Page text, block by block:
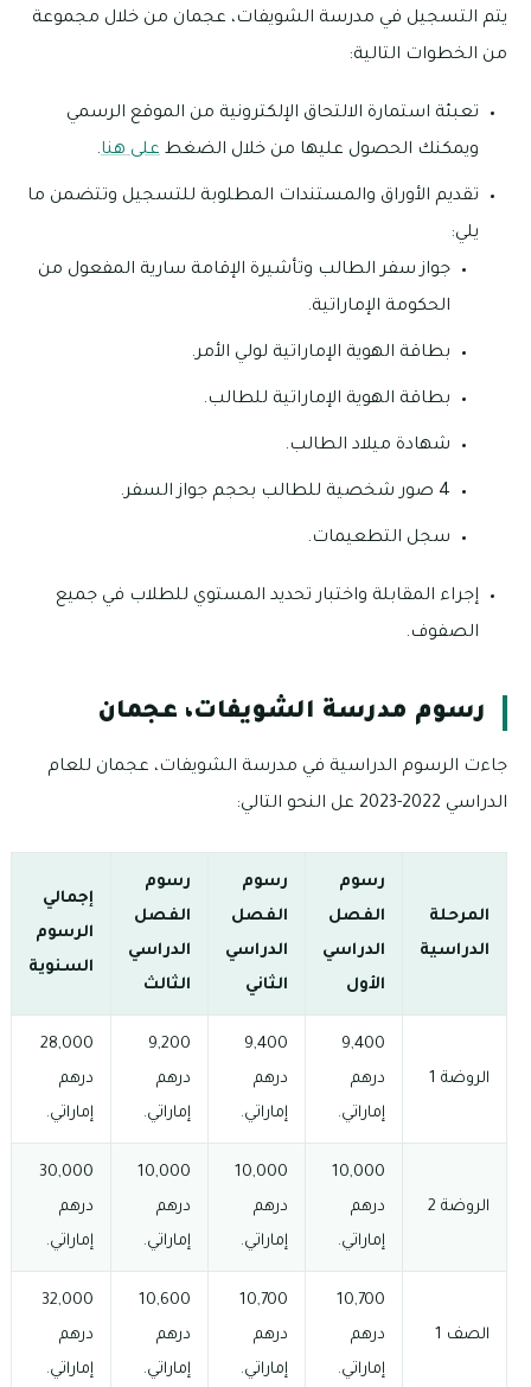
يتم التسجيل في مدرسة الشويفات، عجمان من خلال مجموعة
من الخطوات التالية:
تعبئة استمارة الالتحاق الإلكترونية من الموقع الرسمي
ويمكنك الحصول عليها من خلال الضغط على هنا.
تقديم الأوراق والمستندات المطلوبة للتسجيل وتتضمن ما
يلي:
جواز سفر الطالب وتأشيرة الإقامة سارية المفعول من
الحكومة الإماراتية.
بطاقة الهوية الإماراتية لولي الأمر.
بطاقة الهوية الإماراتية للطالب.
شهادة ميلاد الطالب.
4 صور شخصية للطالب بحجم جواز السفر.
سجل التطعيمات.
إجراء المقابلة واختبار تحديد المستوي للطلاب في جميع
الصفوف.
رسوم مدرسة الشويفات، عجمان
جاءت الرسوم الدراسية في مدرسة الشويفات، عجمان للعام
الدراسي 2022-2023 عل النحو التالي:
المرحلة
الدراسية
رسوم
الفصل
الدراسي
الأول
رسوم
الفصل
الدراسي
الثاني
رسوم
الفصل
الدراسي
الثالث
إجمالي
الرسوم
السنوية
الروضة 1
9,400
درهم
إماراتي.
9,400
درهم
إماراتي.
9,200
درهم
إماراتي.
28,000
درهم
إماراتي.
الروضة 2
10,000
درهم
إماراتي.
10,000
درهم
إماراتي.
10,000
درهم
إماراتي.
30,000
درهم
إماراتي.
الصف 1
10,700
درهم
إماراتي.
10,700
درهم
إماراتي.
10,600
درهم
إماراتي.
32,000
درهم
إماراتي.